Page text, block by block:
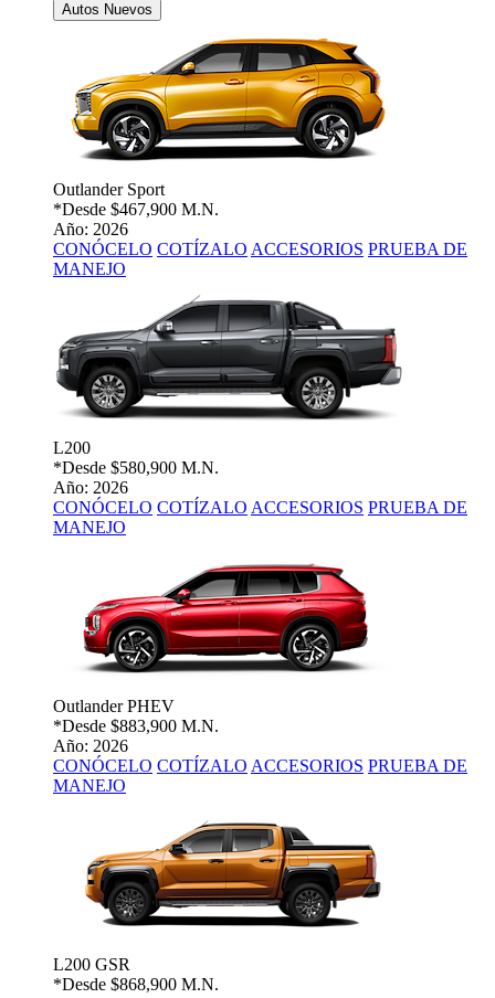
Autos Nuevos
Outlander Sport
*Desde $467,900 M.N.
Año: 2026
CONÓCELO COTÍZALO ACCESORIOS PRUEBA DE
MANEJO
L200
*Desde $580,900 M.N.
Año: 2026
CONÓCELO COTÍZALO ACCESORIOS PRUEBA DE
MANEJO
Outlander PHEV
*Desde $883,900 M.N.
Año: 2026
CONÓCELO COTÍZALO ACCESORIOS PRUEBA DE
MANEJO
L200 GSR
*Desde $868,900 M.N.